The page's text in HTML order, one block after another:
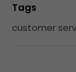
Tags
customer